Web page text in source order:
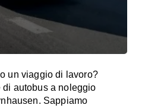
un viaggio di lavoro?
di autobus a noleggio
Sappiamo